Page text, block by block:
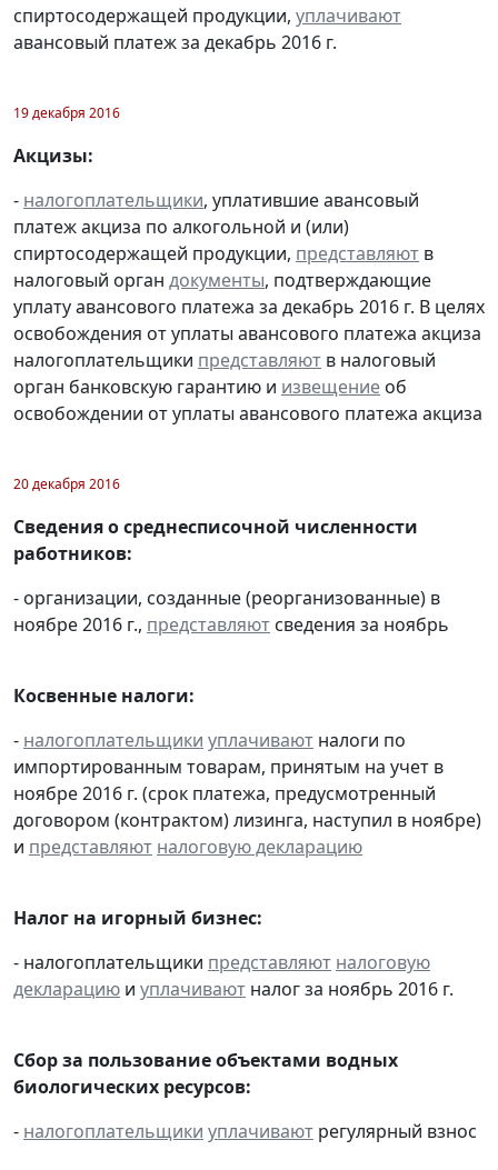
спиртосодержащей продукции, уплачивают
авансовый платеж за декабрь 2016 г.
19 декабря 2016
Акцизы:
- налогоплательщики, уплатившие авансовый
платеж акциза по алкогольной и (или)
спиртосодержащей продукции, представляют в
налоговый орган документы, подтверждающие
уплату авансового платежа за декабрь 2016 г. В целях
освобождения от уплаты авансового платежа акциза
налогоплательщики представляют в налоговый
орган банковскую гарантию и извещение об
освобождении от уплаты авансового платежа акциза
20 декабря 2016
Сведения о среднесписочной численности
работников:
- организации, созданные (реорганизованные) в
ноябре 2016 г., представляют сведения за ноябрь
Косвенные налоги:
- налогоплательщики уплачивают налоги по
импортированным товарам, принятым на учет в
ноябре 2016 г. (срок платежа, предусмотренный
договором (контрактом) лизинга, наступил в ноябре)
и представляют налоговую декларацию
Налог на игорный бизнес:
- налогоплательщики представляют налоговую
декларацию и уплачивают налог за ноябрь 2016 г.
Сбор за пользование объектами водных
биологических ресурсов:
- налогоплательщики уплачивают регулярный взнос